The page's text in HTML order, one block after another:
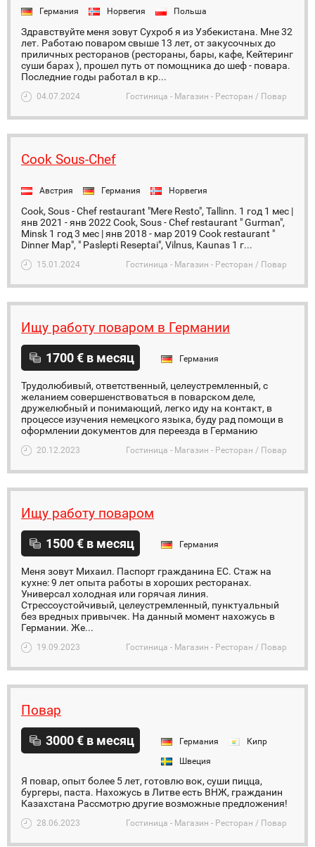
Германия Норвегия Польша
Здравствуйте меня зовут Сухроб я из Узбекистана. Мне 32
лет. Работаю поваром свыше 13 лет, от закусочных до
приличных ресторанов (рестораны, бары, кафе, Кейтеринг
суши барах ), прошел путь от помощника до шеф - повара.
Последние годы работал в кр...
04.07.2024 Гостиница - Магазин - Ресторан / Повар
Cook Sous-Chef
Австрия Германия Норвегия
Cook, Sous - Chef restaurant "Mere Resto", Tallinn. 1 год 1 мес |
янв 2021 - янв 2022 Cook, Sous - Chef restaurant " Gurman",
Minsk 1 год 3 мес | янв 2018 - мар 2019 Cook restaurant "
Dinner Map", " Paslepti Reseptai", Vilnus, Kaunas 1 г...
15.01.2024 Гостиница - Магазин - Ресторан / Повар
Ищу работу поваром в Германии
1700 € в месяц Германия
Трудолюбивый, ответственный, целеустремленный, с
желанием совершенствоваться в поварском деле,
дружелюбный и понимающий, легко иду на контакт, в
процессе изучения немецкого языка, буду рад помощи в
оформлении документов для переезда в Германию
20.12.2023 Гостиница - Магазин - Ресторан / Повар
Ищу работу поваром
1500 € в месяц Германия
Меня зовут Михаил. Паспорт гражданина ЕС. Стаж на
кухне: 9 лет опыта работы в хороших ресторанах.
Универсал холодная или горячая линия.
Стрессоустойчивый, целеустремленный, пунктуальный
без вредных привычек. На данный момент нахожусь в
Германии. Же...
19.09.2023 Гостиница - Магазин - Ресторан / Повар
Повар
3000 € в месяц Германия
Кипр
Швеция
Я повар, опыт более 5 лет, готовлю вок, суши пицца,
бургеры, паста. Нахожусь в Литве есть ВНЖ, гражданин
Казахстана Рассмотрю другие возможные предложения!
28.06.2023 Гостиница - Магазин - Ресторан / Повар